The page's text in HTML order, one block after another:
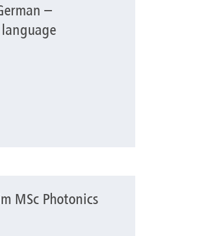
culture through language
–
MSc Photonics